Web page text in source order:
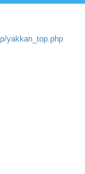
yakkan_top.php